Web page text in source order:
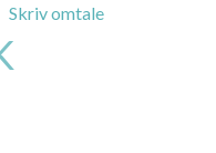
Skriv omtale